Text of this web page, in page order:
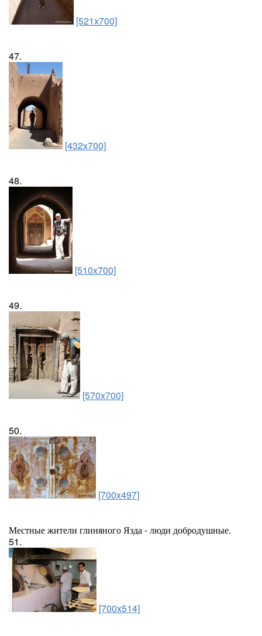
[521x700]
47.
[432x700]
48.
[510x700]
49.
[570x700]
50.
[700x497]
Местные жители глиняного Язда - люди добродушные.
51.
[700x514]